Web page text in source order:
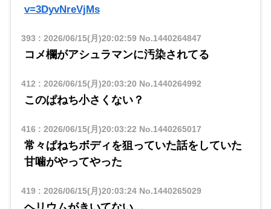
v=3DyvNreVjMs
393 : 2026/06/15(月)20:02:59No.1440264847
コメ欄がアシュラマンに汚染されてる
412 : 2026/06/15(月)20:03:20 No.1440264992
このぱねち小さくない？
416 : 2026/06/15(月)20:03:22 No.1440265017
常々ぱねちボディを狙っていた話をしていた
甘噛がやってやった
419: 2026/06/15(月)20:03:24No.1440265029